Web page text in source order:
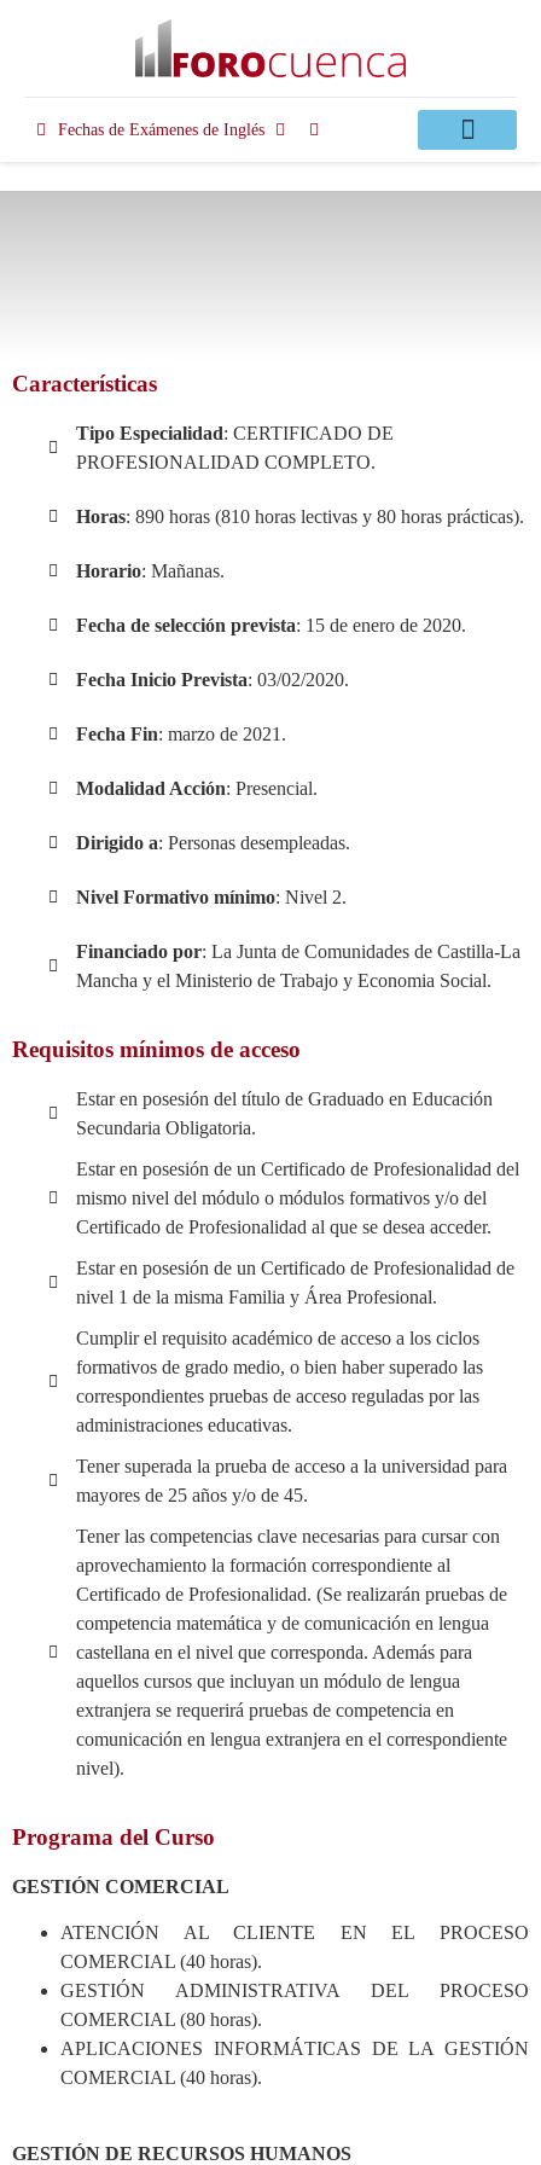
Fechas de Exámenes de Inglés
Características
Tipo Especialidad: CERTIFICADO DE
PROFESIONALIDAD COMPLETO.
Horas: 890 horas (810 horas lectivas y 80 horas prácticas).
Horario: Mañanas.
Fecha de selección prevista: 15 de enero de 2020.
Fecha Inicio Prevista: 03/02/2020.
Fecha Fin: marzo de 2021.
Modalidad Acción: Presencial.
Dirigido a: Personas desempleadas.
Nivel Formativo mínimo: Nivel 2.
Financiado por: La Junta de Comunidades de Castilla-La
Mancha y el Ministerio de Trabajo y Economia Social.
Requisitos mínimos de acceso
Estar en posesión del título de Graduado en Educación
Secundaria Obligatoria.
Estar en posesión de un Certificado de Profesionalidad del
mismo nivel del módulo o módulos formativos y/o del
Certificado de Profesionalidad al que se desea acceder.
Estar en posesión de un Certificado de Profesionalidad de
nivel 1 de la misma Familia y Área Profesional.
Cumplir el requisito académico de acceso a los ciclos
formativos de grado medio, o bien haber superado las
correspondientes pruebas de acceso reguladas por las
administraciones educativas.
Tener superada la prueba de acceso a la universidad para
mayores de 25 años y/o de 45.
Tener las competencias clave necesarias para cursar con
aprovechamiento la formación correspondiente al
Certificado de Profesionalidad. (Se realizarán pruebas de
competencia matemática y de comunicación en lengua
castellana en el nivel que corresponda. Además para
aquellos cursos que incluyan un módulo de lengua
extranjera se requerirá pruebas de competencia en
comunicación en lengua extranjera en el correspondiente
nivel).
Programa del Curso
GESTIÓN COMERCIAL
ATENCIÓN AL CLIENTE EN EL PROCESO
COMERCIAL (40 horas).
GESTIÓN ADMINISTRATIVA DEL PROCESO
COMERCIAL (80 horas).
APLICACIONES INFORMÁTICAS DE LA GESTIÓN
COMERCIAL (40 horas).
GESTIÓN DE RECURSOS HUMANOS